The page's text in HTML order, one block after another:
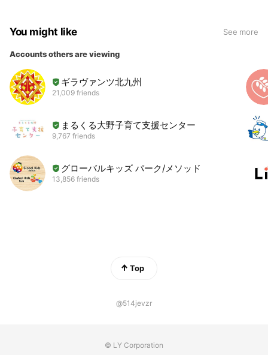
You might like See more
Accounts others are viewing
ギラヴァンツ北九州
21,009 friends
まるくる大野子育て支援センター
9,767 friends
グローバルキッズ パーク/メソッド
13,856 friends
Top
@514jevzr
© LY Corporation